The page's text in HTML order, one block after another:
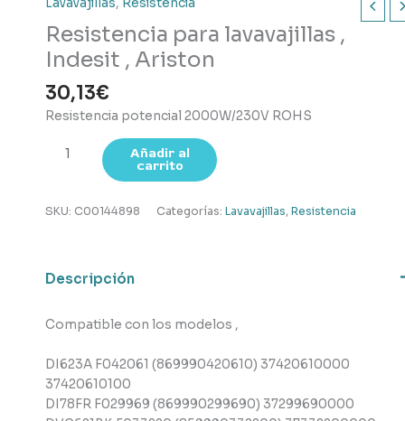
Lavavajillas, Resistencia
Resistencia para lavavajillas ,
Indesit , Ariston
30,13€
Resistencia potencial 2000W/230V ROHS
Resistencia
,
cantidad
Añadir al
carrito
SKU: C00144898 Categorías: Lavavajillas, Resistencia
Descripción
Compatible con los modelos ,
DI623A F042061 (869990420610) 37420610000
37420610100
DI78FR F029969 (869990299690) 37299690000